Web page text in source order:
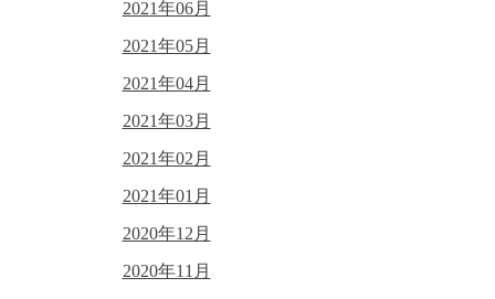
2021年06月
2021年05月
2021年04月
2021年03月
2021年02月
2021年01月
2020年12月
2020年11月